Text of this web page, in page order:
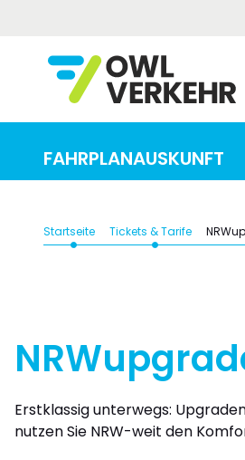
FAHRPLANAUSKUNFT
Startseite Tickets & Tarife
Erstklassig unterwegs:
nutzen Sie NRW-weit den